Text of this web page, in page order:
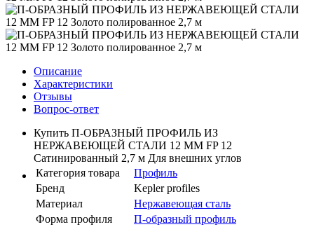
Описание
Характеристики
Отзывы
Вопрос-ответ
Купить П-ОБРАЗНЫЙ ПРОФИЛЬ ИЗ
НЕРЖАВЕЮЩЕЙ СТАЛИ 12 ММ FP 12
Сатинированный 2,7 м Для внешних углов
Категория товара
Профиль
Бренд
Kepler profiles
Материал
Нержавеющая сталь
Форма профиля
П-образный профиль